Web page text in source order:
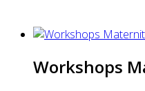
Workshops